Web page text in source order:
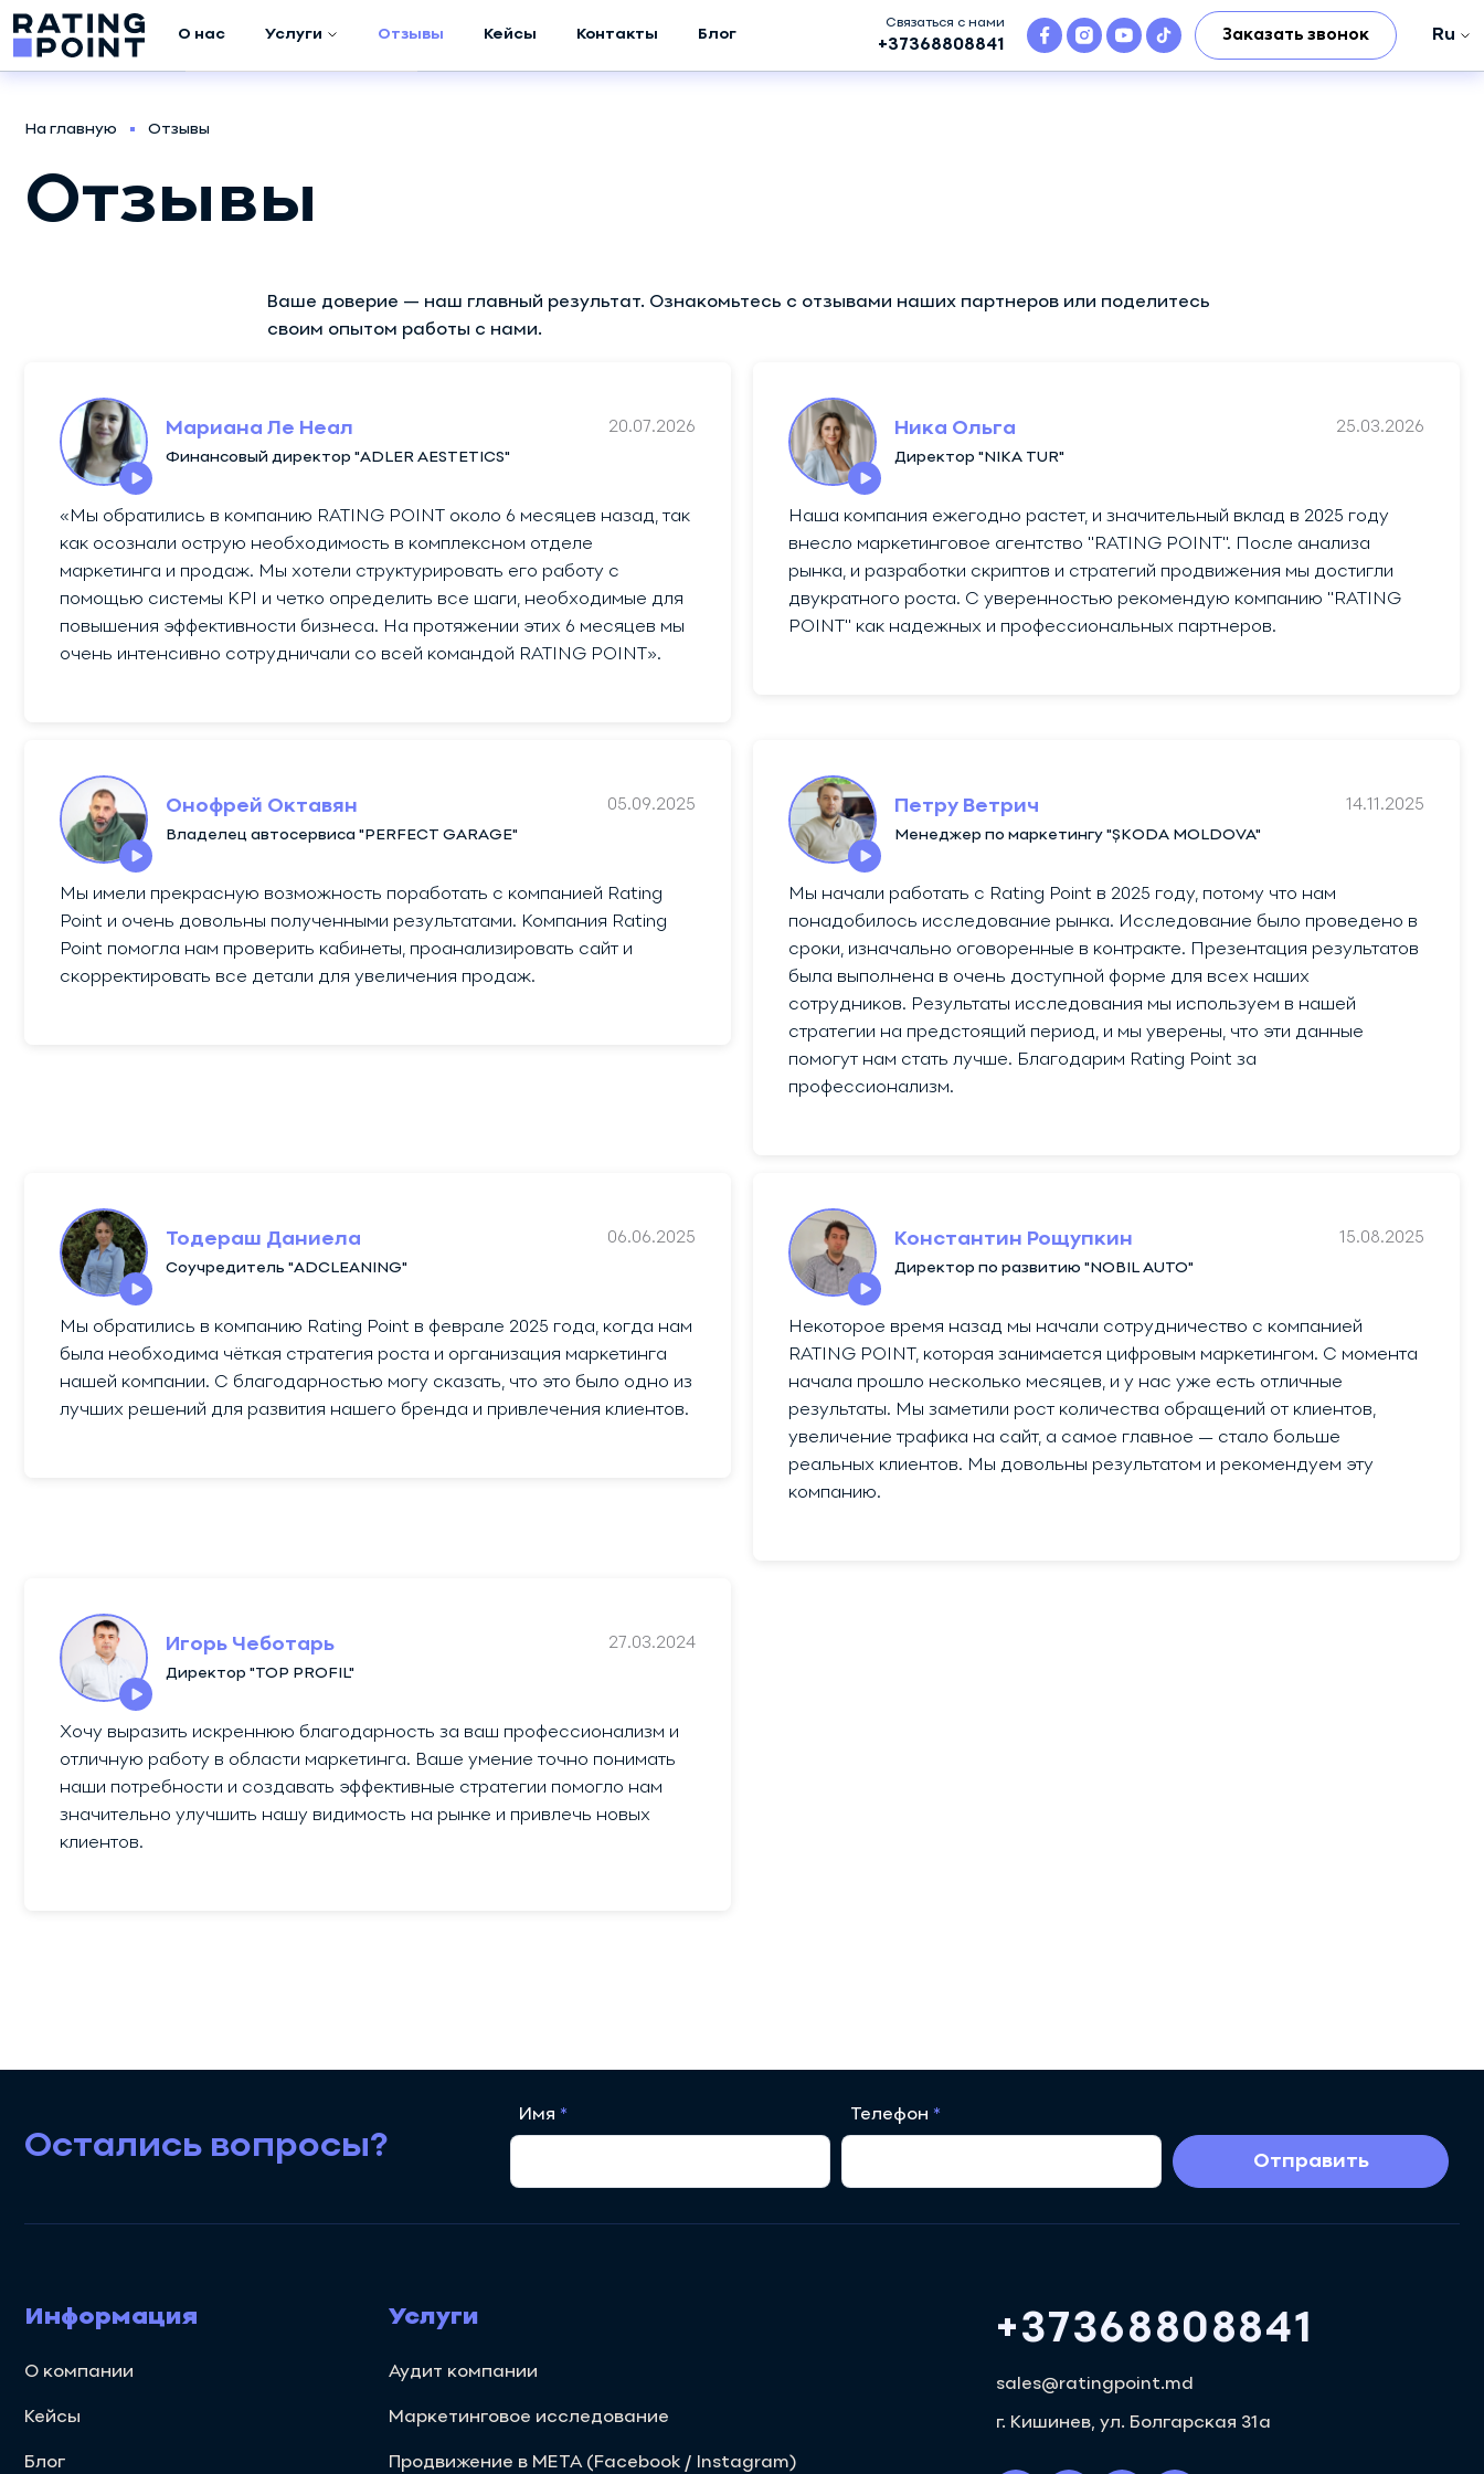
О нас Услуги
Продвижение в
Создание
скриптов
продаж
Развитие отдела
продаж
Авторский надзор
Отзывы Кейсы Контакты Блог
Связаться с нами
+37368808841
Заказать звонок
Ru
Ro
Ru
En
На главную Отзывы
Отзывы
Ваше доверие — наш главный результат. Ознакомьтесь с отзывами наших партнеров или поделитесь
своим опытом работы с нами.
Мариана Ле Неал 20.07.2026
Финансовый директор "ADLER AESTETICS"
«Мы обратились в компанию RATING POINT около 6 месяцев назад, так
как осознали острую необходимость в комплексном отделе
маркетинга и продаж. Мы хотели структурировать его работу с
помощью системы KPI и четко определить все шаги, необходимые для
повышения эффективности бизнеса. На протяжении этих 6 месяцев мы
очень интенсивно сотрудничали со всей командой RATING POINT».
Ника Ольга 25.03.2026
Директор "NIKA TUR"
Наша компания ежегодно растет, и значительный вклад в 2025 году
внесло маркетинговое агентство "RATING POINT". После анализа
рынка, и разработки скриптов и стратегий продвижения мы достигли
двукратного роста. С уверенностью рекомендую компанию "RATING
POINT" как надежных и профессиональных партнеров.
Онофрей Октавян 05.09.2025
Владелец автосервиса "PERFECT GARAGE"
Мы имели прекрасную возможность поработать с компанией Rating
Point и очень довольны полученными результатами. Компания Rating
Point помогла нам проверить кабинеты, проанализировать сайт и
скорректировать все детали для увеличения продаж.
Петру Ветрич 14.11.2025
Менеджер по маркетингу "ȘKODA MOLDOVA"
Мы начали работать с Rating Point в 2025 году, потому что нам
понадобилось исследование рынка. Исследование было проведено в
сроки, изначально оговоренные в контракте. Презентация результатов
была выполнена в очень доступной форме для всех наших
сотрудников. Результаты исследования мы используем в нашей
стратегии на предстоящий период, и мы уверены, что эти данные
помогут нам стать лучше. Благодарим Rating Point за
профессионализм.
Тодераш Даниела 06.06.2025
Соучредитель "ADCLEANING"
Мы обратились в компанию Rating Point в феврале 2025 года, когда нам
была необходима чёткая стратегия роста и организация маркетинга
нашей компании. С благодарностью могу сказать, что это было одно из
лучших решений для развития нашего бренда и привлечения клиентов.
Константин Рощупкин 15.08.2025
Директор по развитию "NOBIL AUTO"
Некоторое время назад мы начали сотрудничество с компанией
RATING POINT, которая занимается цифровым маркетингом. С момента
начала прошло несколько месяцев, и у нас уже есть отличные
результаты. Мы заметили рост количества обращений от клиентов,
увеличение трафика на сайт, а самое главное — стало больше
реальных клиентов. Мы довольны результатом и рекомендуем эту
компанию.
Игорь Чеботарь 27.03.2024
Директор "TOP PROFIL"
Хочу выразить искреннюю благодарность за ваш профессионализм и
отличную работу в области маркетинга. Ваше умение точно понимать
наши потребности и создавать эффективные стратегии помогло нам
значительно улучшить нашу видимость на рынке и привлечь новых
клиентов.
Остались вопросы?
Имя Телефон
Отправить
Информация
О компании
Кейсы
Блог
Услуги
Аудит компании
Маркетинговое исследование
Продвижение в META (Facebook / Instagram)
+37368808841
sales@ratingpoint.md
г. Кишинев, ул. Болгарская 31a